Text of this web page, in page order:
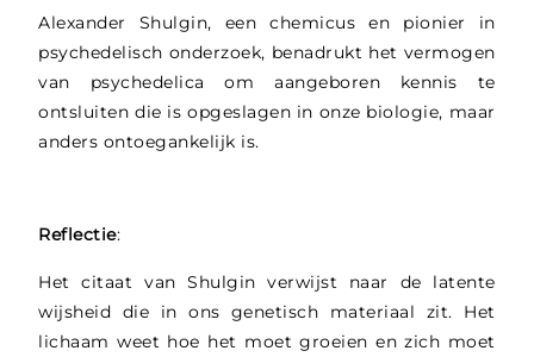
Alexander Shulgin, een chemicus en pionier in
psychedelisch onderzoek, benadrukt het vermogen
van psychedelica om aangeboren kennis te
ontsluiten die is opgeslagen in onze biologie, maar
anders ontoegankelijk is.
Reflectie:
Het citaat van Shulgin verwijst naar de latente
wijsheid die in ons genetisch materiaal zit. Het
lichaam weet hoe het moet groeien en zich moet